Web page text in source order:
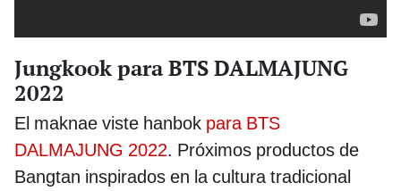
Jungkook para BTS DALMAJUNG
2022
El maknae viste hanbok para BTS
DALMAJUNG 2022. Próximos productos de
Bangtan inspirados en la cultura tradicional